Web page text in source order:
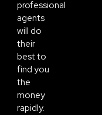
professional
agents
will do
their
best to
find you
the
money
rapidly.